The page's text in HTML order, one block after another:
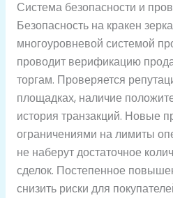
Система безопасности и
Безопасность на кракен
многоуровневой системой
проводит верификацию
торгам. Проверяется
площадках, наличие
история транзакций. Новые
ограничениями на лимиты
не наберут достаточное
сделок. Постепенное
снизить риски для